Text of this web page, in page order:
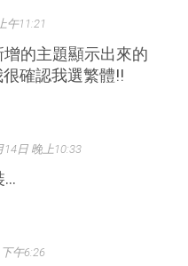
午11:21
增的主題顯示出來的
確認我選繁體!!
14日 晚上10:33
…
午6:26